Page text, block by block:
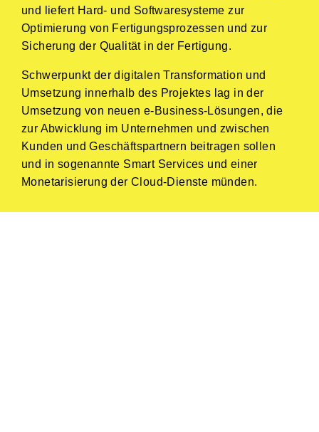
und liefert Hard- und Softwaresysteme zur
Optimierung von Fertigungsprozessen und zur
Sicherung der Qualität in der Fertigung.
Schwerpunkt der digitalen Transformation und
Umsetzung innerhalb des Projektes lag in der
Umsetzung von neuen e-Business-Lösungen, die
zur Abwicklung im Unternehmen und zwischen
Kunden und Geschäftspartnern beitragen sollen
und in sogenannte Smart Services und einer
Monetarisierung der Cloud-Dienste münden.